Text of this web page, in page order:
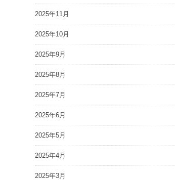
2025年11月
2025年10月
2025年9月
2025年8月
2025年7月
2025年6月
2025年5月
2025年4月
2025年3月